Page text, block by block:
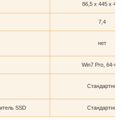
86,5 x 445 x 445
7,4
нет
Win7 Pro, 64-бит
Стандартно
SSD Стандартно